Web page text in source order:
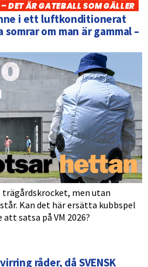
DET ÄR GATEBALL SOM GÄLLER
i ett luftkonditionerat
om man är gammal –
men utan
Kan det här ersätta kubbspel
satsa på VM 2026?
råder, då SVENSK